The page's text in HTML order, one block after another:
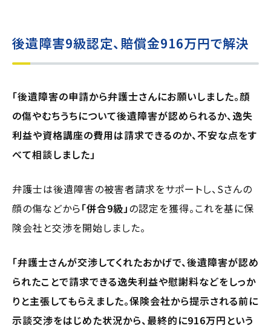
後遺障害9級認定、賠償金916万円で解決
「後遺障害の申請から弁護士さんにお願いしました。顔
の傷やむちうちについて後遺障害が認められるか、逸失
利益や資格講座の費用は請求できるのか、不安な点をす
べて相談しました」
弁護士は後遺障害の被害者請求をサポートし、Sさんの
顔の傷などから「併合9級」の認定を獲得。これを基に保
険会社と交渉を開始しました。
「弁護士さんが交渉してくれたおかげで、後遺障害が認め
られたことで請求できる逸失利益や慰謝料などをしっか
りと主張してもらえました。保険会社から提示される前に
示談交渉をはじめた状況から、最終的に916万円という